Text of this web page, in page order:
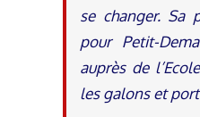
se changer. Sa
pour Petit-
auprès de
les galons et